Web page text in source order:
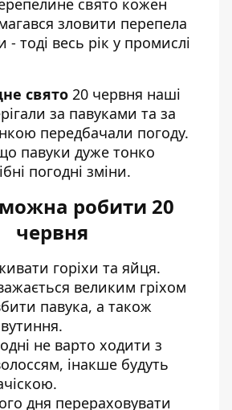
свято кожен
зловити перепела
тоді весь рік у промислі
свято 20 червня наші
за павуками та за
передбачали погоду.
павуки дуже тонко
погодні зміни.
робити 20
червня
горіхи та яйця.
великим гріхом
павука, а також
не варто ходити з
інакше будуть
дня перераховувати